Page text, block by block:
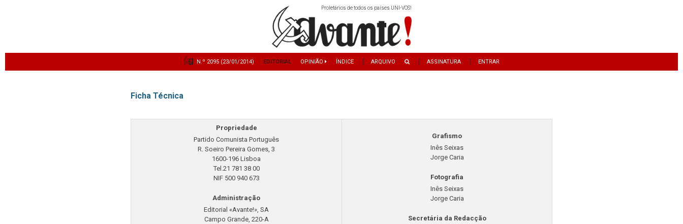
Proletários de todos os países UNI-VOS!
N.º 2095 (23/01/2014) EDITORIAL OPINIÃO ÍNDICE ARQUIVO ASSINATURA ENTRAR
Ficha Técnica
Propriedade
Partido Comunista Português
R. Soeiro Pereira Gomes, 3
1600-196 Lisboa
Tel.21 781 38 00
NIF 500 940 673
Administração
Editorial «Avante!», SA
Campo Grande, 220-A
Grafismo
Inês Seixas
Jorge Caria
Fotografia
Inês Seixas
Jorge Caria
Secretária da Redacção